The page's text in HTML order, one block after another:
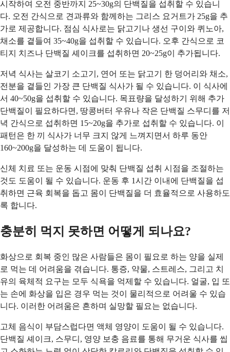
시작하여 오전 중반까지 25~30g의 단백질을 섭취할 수 있습니
다. 오전 간식으로 견과류와 함께하는 그리스 요거트가 25g을 추
가로 제공합니다. 점심 식사로는 닭고기나 생선 구이와 퀴노아,
채소를 곁들여 35~40g을 섭취할 수 있습니다. 오후 간식으로 코
티지 치즈나 단백질 셰이크를 섭취하면 20~25g이 추가됩니다.
저녁 식사는 살코기 소고기, 연어 또는 닭고기 한 덩어리와 채소,
전분을 곁들인 가장 큰 단백질 식사가 될 수 있습니다. 이 식사에
서 40~50g을 섭취할 수 있습니다. 목표량을 달성하기 위해 추가
단백질이 필요하다면, 땅콩버터 우유나 작은 단백질 스무디를 저
녁 간식으로 섭취하면 15~20g을 추가로 섭취할 수 있습니다. 이
패턴은 한 끼 식사가 너무 크지 않게 느껴지면서 하루 동안
160~200g을 달성하는 데 도움이 됩니다.
신체 치료 또는 운동 시점에 맞춰 단백질 섭취 시점을 조절하는
것도 도움이 될 수 있습니다. 운동 후 1시간 이내에 단백질을 섭
취하면 근육 회복을 돕고 몸이 단백질을 더 효율적으로 사용하도
록 합니다.
충분히 먹지 못하면 어떻게 되나요?
화상으로 회복 중인 많은 사람들은 몸이 필요로 하는 양을 실제
로 먹는 데 어려움을 겪습니다. 통증, 약물, 스트레스, 그리고 치
유의 육체적 요구는 모두 식욕을 억제할 수 있습니다. 얼굴, 입 또
는 손에 화상을 입은 경우 먹는 것이 물리적으로 어려울 수 있습
니다. 이러한 어려움은 흔하며 실망할 필요는 없습니다.
고체 음식이 부담스럽다면 액체 영양이 도움이 될 수 있습니다.
단백질 셰이크, 스무디, 영양 보충 음료를 통해 무거운 식사를 씹